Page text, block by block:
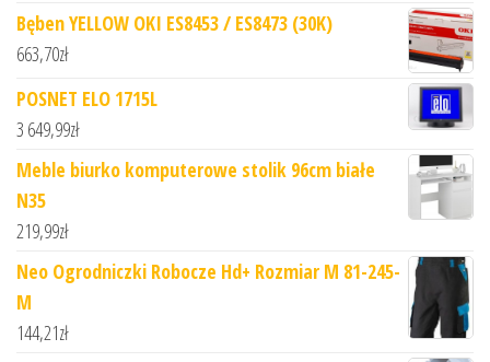
Bęben YELLOW OKI ES8453 / ES8473 (30K)
663,70zł
POSNET ELO 1715L
3 649,99zł
Meble biurko komputerowe stolik 96cm białe
N35
219,99zł
Neo Ogrodniczki Robocze Hd+ Rozmiar M 81-245-
M
144,21zł